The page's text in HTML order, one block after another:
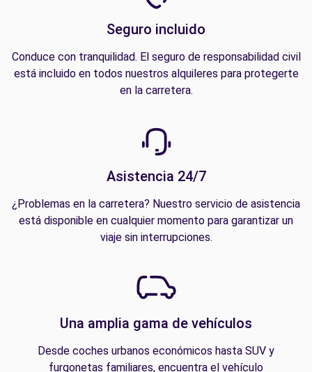
Seguro incluido
Conduce con tranquilidad. El seguro de responsabilidad civil
está incluido en todos nuestros alquileres para protegerte
en la carretera.
Asistencia 24/7
¿Problemas en la carretera? Nuestro servicio de asistencia
está disponible en cualquier momento para garantizar un
viaje sin interrupciones.
Una amplia gama de vehículos
Desde coches urbanos económicos hasta SUV y
furgonetas familiares, encuentra el vehículo